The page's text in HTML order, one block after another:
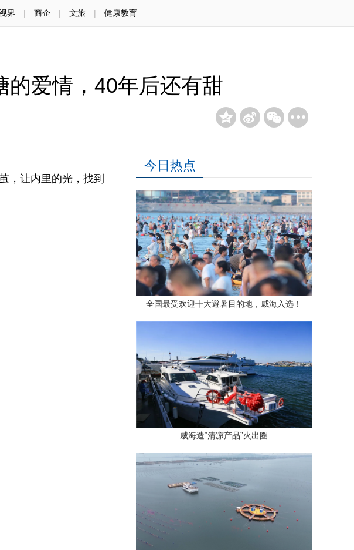
界 | 商企 | 文旅 | 健康教育
的爱情，40年后还有甜
让内里的光，找到
今日热点
全国最受欢迎十大避暑目的地，威海入选！
威海造“清凉产品”火出圈